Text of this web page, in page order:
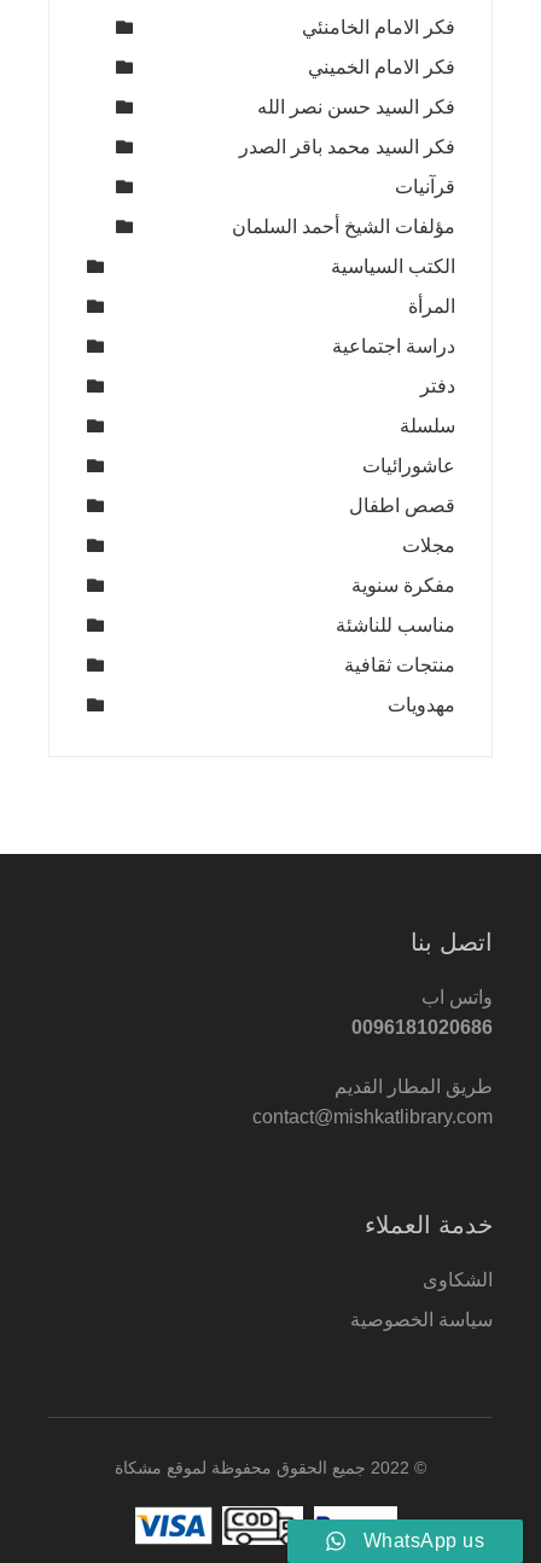
فكر الامام الخامنئي
فكر الامام الخميني
فكر السيد حسن نصر الله
فكر السيد محمد باقر الصدر
قرآنيات
مؤلفات الشيخ أحمد السلمان
الكتب السياسية
المرأة
دراسة اجتماعية
دفتر
سلسلة
عاشورائيات
قصص اطفال
مجلات
مفكرة سنوية
مناسب للناشئة
منتجات ثقافية
مهدويات
اتصل بنا
واتس اب
0096181020686
طريق المطار القديم
contact@mishkatlibrary.com
خدمة العملاء
الشكاوى
سياسة الخصوصية
© 2022 جميع الحقوق محفوظة لموقع مشكاة
WhatsApp us